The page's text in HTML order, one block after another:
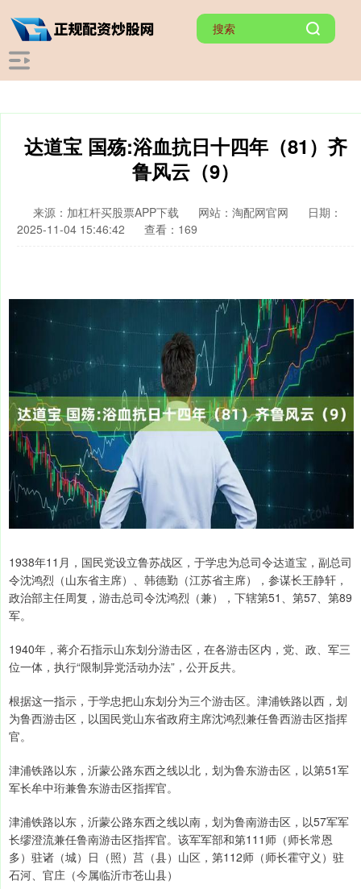
达道宝 国殇:浴血抗日十四年（81）齐
鲁风云（9）
来源：加杠杆买股票APP下载 网站：淘配网官网
日期：
2025-11-04 15:46:42
查看：169
1938年11月，国民党设立鲁苏战区，于学忠为总司令达道宝，副总司
令沈鸿烈（山东省主席）、韩德勤（江苏省主席），参谋长王静轩，
政治部主任周复，游击总司令沈鸿烈（兼），下辖第51、第57、第89
军。
1940年，蒋介石指示山东划分游击区，在各游击区内，党、政、军三
位一体，执行“限制异党活动办法”，公开反共。
根据这一指示，于学忠把山东划分为三个游击区。津浦铁路以西，划
为鲁西游击区，以国民党山东省政府主席沈鸿烈兼任鲁西游击区指挥
官。
津浦铁路以东，沂蒙公路东西之线以北，划为鲁东游击区，以第51军
军长牟中珩兼鲁东游击区指挥官。
津浦铁路以东，沂蒙公路东西之线以南，划为鲁南游击区，以57军军
长缪澄流兼任鲁南游击区指挥官。该军军部和第111师（师长常恩
多）驻诸（城）日（照）莒（县）山区，第112师（师长霍守义）驻
石河、官庄（今属临沂市苍山县）